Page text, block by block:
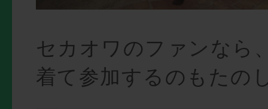
セカオワのファンなら
着て参加するのもたの